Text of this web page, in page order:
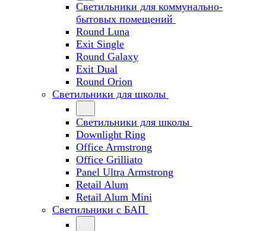
Светильники для коммунально-
бытовых помещений
Round Luna
Exit Single
Round Galaxy
Exit Dual
Round Orion
Светильники для школы
Светильники для школы
Downlight Ring
Office Armstrong
Office Grilliato
Panel Ultra Armstrong
Retail Alum
Retail Alum Mini
Светильники с БАП